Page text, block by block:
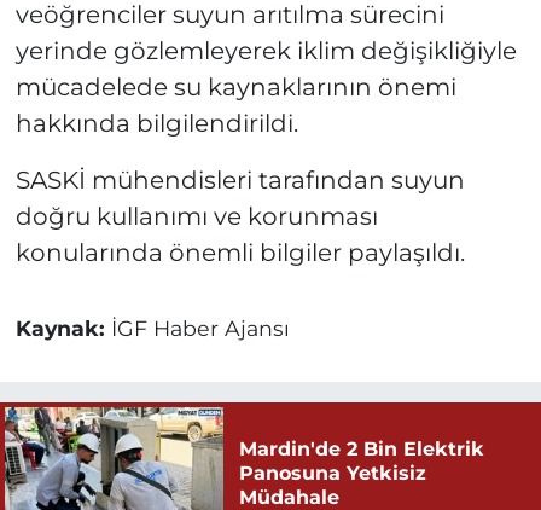
veöğrenciler suyun arıtılma sürecini
yerinde gözlemleyerek iklim değişikliğiyle
mücadelede su kaynaklarının önemi
hakkında bilgilendirildi.
SASKİ mühendisleri tarafından suyun
doğru kullanımı ve korunması
konularında önemli bilgiler paylaşıldı.
Kaynak: İGF Haber Ajansı
Mardin'de 2 Bin Elektrik
Panosuna Yetkisiz
Müdahale